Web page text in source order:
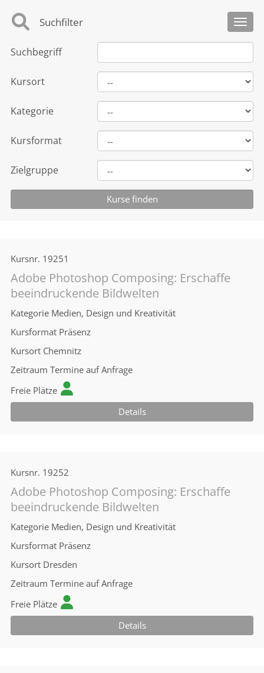
Suchfilter
Suchbegriff
Kursort
Kategorie
Kursformat
Zielgruppe
Kursnr. 19251
Adobe Photoshop Composing: Erschaffe
beeindruckende Bildwelten
Kategorie Medien, Design und Kreativität
Kursformat Präsenz
Kursort Chemnitz
Zeitraum Termine auf Anfrage
Freie Plätze
Details
Kursnr. 19252
Adobe Photoshop Composing: Erschaffe
beeindruckende Bildwelten
Kategorie Medien, Design und Kreativität
Kursformat Präsenz
Kursort Dresden
Zeitraum Termine auf Anfrage
Freie Plätze
Details